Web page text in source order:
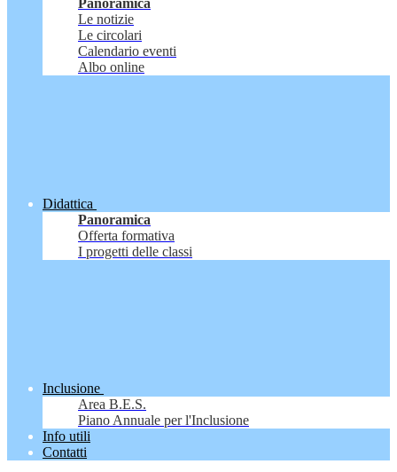
Panoramica
Le notizie
Le circolari
Calendario eventi
Albo online
Didattica
Panoramica
Offerta formativa
I progetti delle classi
Inclusione
Area B.E.S.
Piano Annuale per l'Inclusione
Info utili
Contatti